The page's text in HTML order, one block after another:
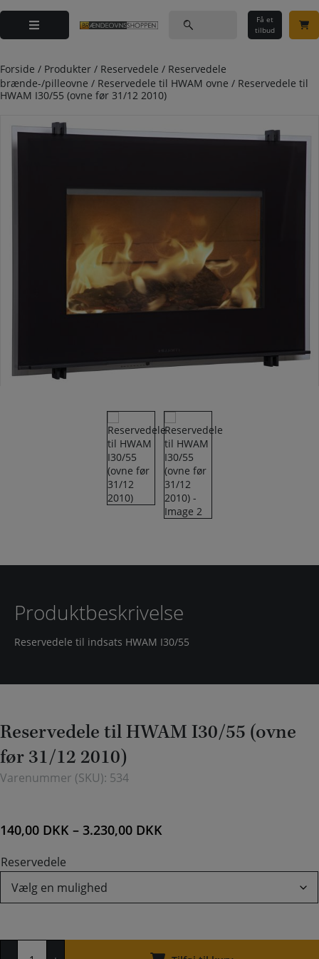
indholdet
efter:
Få et
tilbud
Forside / Produkter / Reservedele / Reservedele
brænde-/pilleovne / Reservedele til HWAM ovne / Reservedele til
HWAM I30/55 (ovne før 31/12 2010)
Produktbeskrivelse
Reservedele til indsats HWAM I30/55
Reservedele til HWAM I30/55 (ovne
før 31/12 2010)
Varenummer (SKU): 534
140,00 DKK – 3.230,00 DKK
Reservedele